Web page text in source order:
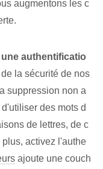
augmentons les c
authentificatio
la sécurité de nos
suppression non a
des mots d
de lettres, de c
activez l'authe
ajoute une couch